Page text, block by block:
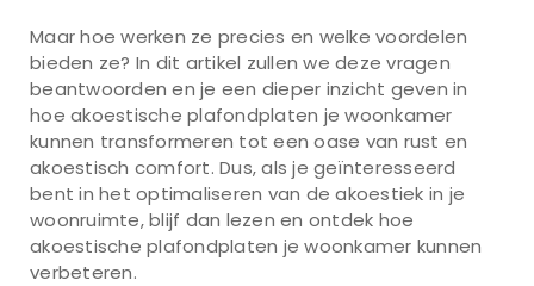
Maar hoe werken ze precies en welke voordelen
bieden ze? In dit artikel zullen we deze vragen
beantwoorden en je een dieper inzicht geven in
hoe akoestische plafondplaten je woonkamer
kunnen transformeren tot een oase van rust en
akoestisch comfort. Dus, als je geïnteresseerd
bent in het optimaliseren van de akoestiek in je
woonruimte, blijf dan lezen en ontdek hoe
akoestische plafondplaten je woonkamer kunnen
verbeteren.